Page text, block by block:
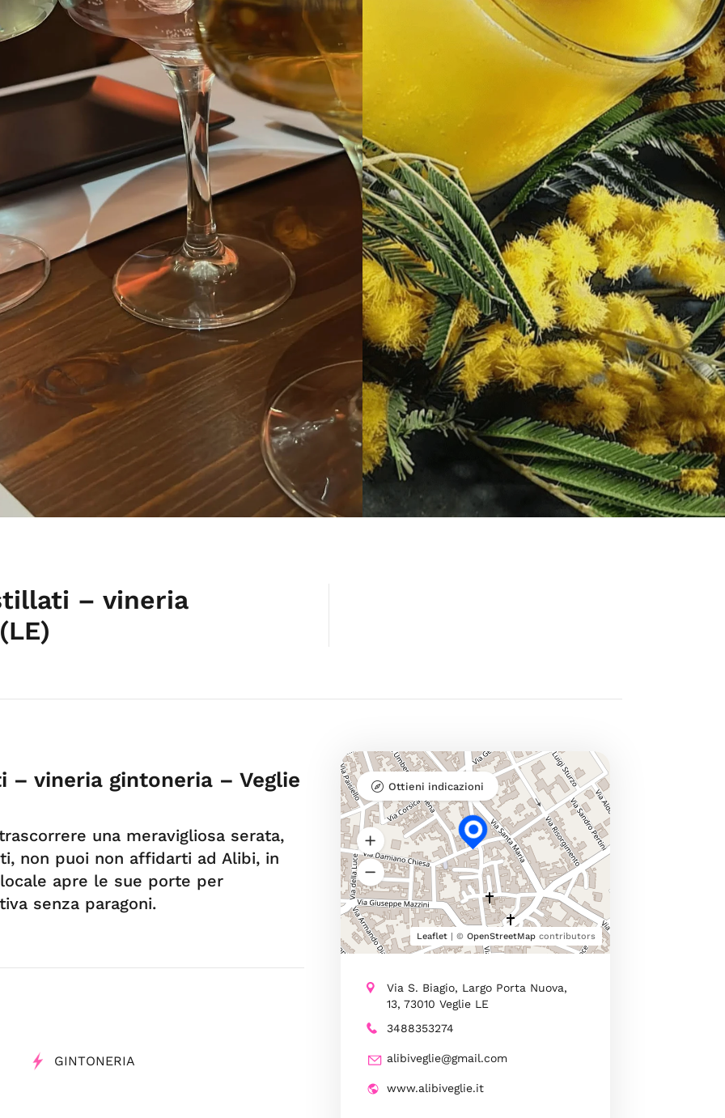
– vineria
– vineria gintoneria – Veglie
una meravigliosa serata,
non puoi non affidarti ad Alibi, in
apre le sue porte per
senza paragoni.
GINTONERIA
Leaflet| © OpenStreetMapcontributors
Ottieni indicazioni
Via S. Biagio, Largo Porta Nuova,
13, 73010 Veglie LE
3488353274
alibiveglie@gmail.com
www.alibiveglie.it